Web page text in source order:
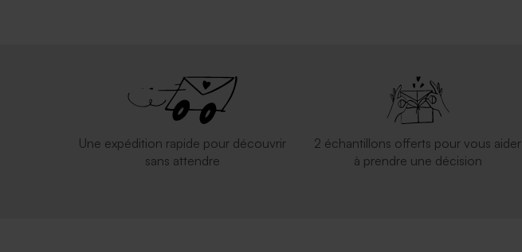
Une expédition rapide pour découvrir
sans attendre
2 échantillons offerts pour vous aider
à prendre une décision